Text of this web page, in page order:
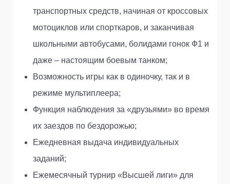
транспортных средств, начиная от кроссовых
мотоциклов или спорткаров, и заканчивая
школьными автобусами, болидами гонок Ф1 и
даже – настоящим боевым танком;
Возможность игры как в одиночку, так и в
режиме мультиплеера;
Функция наблюдения за «друзьями» во время
их заездов по бездорожью;
Ежедневная выдача индивидуальных
заданий;
Ежемесячный турнир «Высшей лиги» для